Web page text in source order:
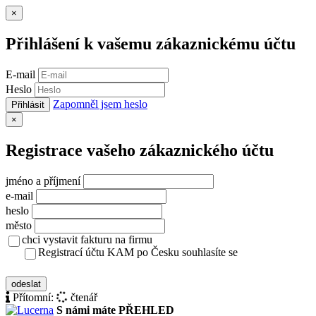
×
Přihlášení k vašemu zákaznickému účtu
E-mail
Heslo
Přihlásit Zapomněl jsem heslo
×
Registrace vašeho zákaznického účtu
jméno a příjmení
e-mail
heslo
město
chci vystavit fakturu na firmu
Registrací účtu KAM po Česku souhlasíte se
odeslat
Přítomní:
čtenář
S námi máte PŘEHLED